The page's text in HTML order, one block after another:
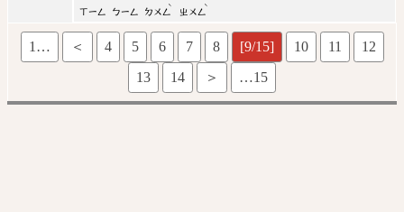
ㄒㄧㄥ ㄅㄧㄥ ㄉㄨㄥ
ˋ
ㄓㄨㄥ
ˋ
1… ＜ 4 5 6 7 8 [9/15] 10 11
12
13
14 ＞ …15